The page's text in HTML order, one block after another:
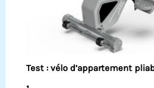
Test : vélo d’appartement